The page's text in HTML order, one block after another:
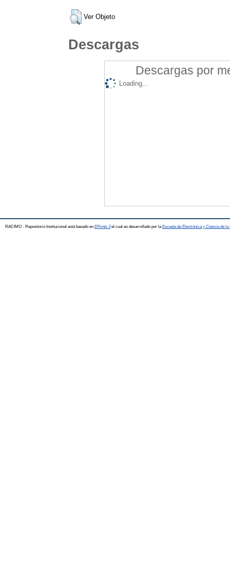
Ver Objeto
Descargas
Descargas por
Loading...
RACIMO - Repositorio Institucional está basado en EPrints 3el cual es desarrollado por la Escuela de Electrónica y Ciencia de la